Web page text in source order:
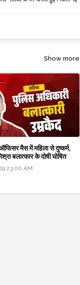
Show more
मैस में महिला से दुष्कर्म,
बलात्कार के दोषी घोषित
AM